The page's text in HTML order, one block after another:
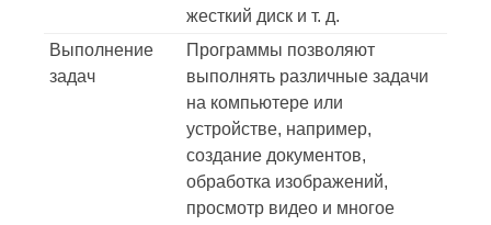
жесткий диск и т. д.
Выполнение
задач
Программы позволяют
выполнять различные задачи
на компьютере или
устройстве, например,
создание документов,
обработка изображений,
просмотр видео и многое